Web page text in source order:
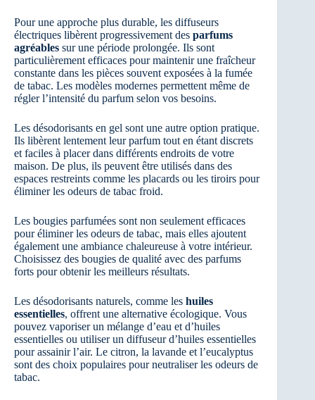
Pour une approche plus durable, les diffuseurs
électriques libèrent progressivement des parfums
agréables sur une période prolongée. Ils sont
particulièrement efficaces pour maintenir une fraîcheur
constante dans les pièces souvent exposées à la fumée
de tabac. Les modèles modernes permettent même de
régler l’intensité du parfum selon vos besoins.
Les désodorisants en gel sont une autre option pratique.
Ils libèrent lentement leur parfum tout en étant discrets
et faciles à placer dans différents endroits de votre
maison. De plus, ils peuvent être utilisés dans des
espaces restreints comme les placards ou les tiroirs pour
éliminer les odeurs de tabac froid.
Les bougies parfumées sont non seulement efficaces
pour éliminer les odeurs de tabac, mais elles ajoutent
également une ambiance chaleureuse à votre intérieur.
Choisissez des bougies de qualité avec des parfums
forts pour obtenir les meilleurs résultats.
Les désodorisants naturels, comme les huiles
essentielles, offrent une alternative écologique. Vous
pouvez vaporiser un mélange d’eau et d’huiles
essentielles ou utiliser un diffuseur d’huiles essentielles
pour assainir l’air. Le citron, la lavande et l’eucalyptus
sont des choix populaires pour neutraliser les odeurs de
tabac.